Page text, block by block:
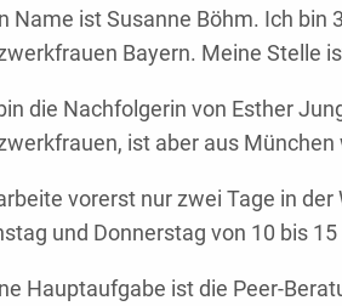
Name ist Susanne Böhm. Ich bin
Bayern. Meine Stelle
die Nachfolgerin von Esther
ist aber aus München
vorerst nur zwei Tage in
und Donnerstag von 10 bis 15
Hauptaufgabe ist die Peer-